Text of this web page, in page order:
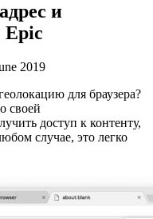
и
Epic
2019
для браузера?
своей
доступ к контенту,
случае, это легко